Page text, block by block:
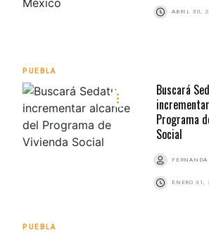
ABRIL 30,
PUEBLA
Buscará
Programa
Social
ENERO 31,
PUEBLA